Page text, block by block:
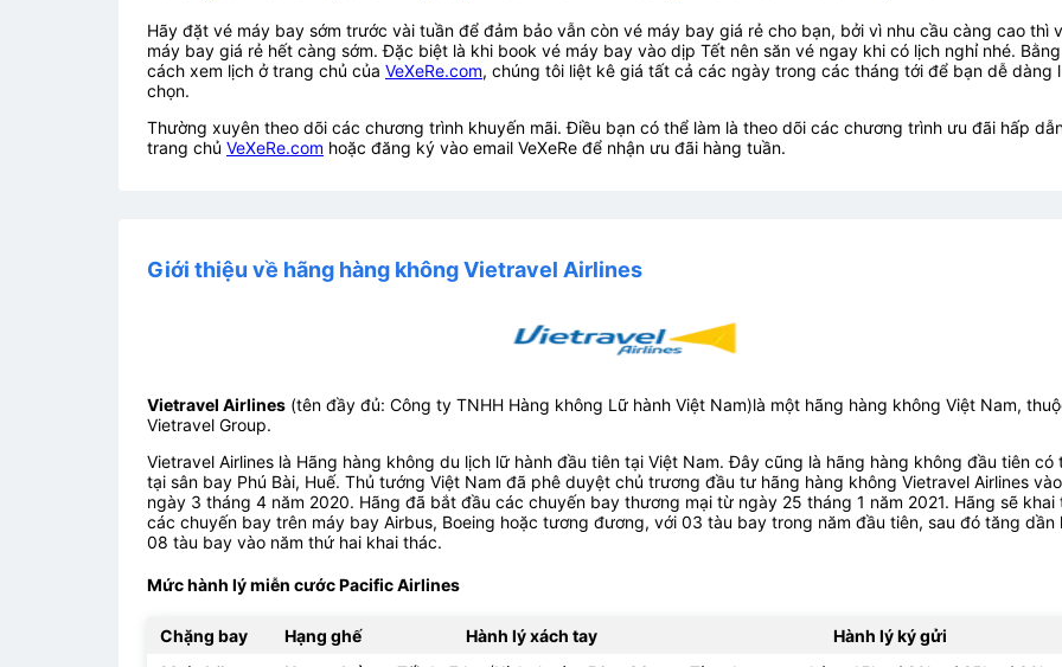
Hãy đặt vé máy bay sớm trước vài tuần để đảm bảo vẫn còn vé máy bay giá rẻ cho bạn, bởi vì nhu cầu càng cao thì
máy bay giá rẻ hết càng sớm. Đặc biệt là khi book vé máy bay vào dịp Tết nên săn vé ngay khi có lịch nghỉ nhé. Bằng
cách xem lịch ở trang chủ của VeXeRe.com, chúng tôi liệt kê giá tất cả các ngày trong các tháng tới để bạn dễ dàng
chọn.
Thường xuyên theo dõi các chương trình khuyến mãi. Điều bạn có thể làm là theo dõi các chương trình ưu đãi hấp
trang chủ VeXeRe.com hoặc đăng ký vào email VeXeRe để nhận ưu đãi hàng tuần.
Giới thiệu về hãng hàng không Vietravel Airlines
Vietravel Airlines (tên đầy đủ: Công ty TNHH Hàng không Lữ hành Việt Nam)là một hãng hàng không Việt Nam,
Vietravel Group.
Vietravel Airlines là Hãng hàng không du lịch lữ hành đầu tiên tại Việt Nam. Đây cũng là hãng hàng không đầu tiên có
tại sân bay Phú Bài, Huế. Thủ tướng Việt Nam đã phê duyệt chủ trương đầu tư hãng hàng không Vietravel Airlines vào
ngày 3 tháng 4 năm 2020. Hãng đã bắt đầu các chuyến bay thương mại từ ngày 25 tháng 1 năm 2021. Hãng sẽ khai
các chuyến bay trên máy bay Airbus, Boeing hoặc tương đương, với 03 tàu bay trong năm đầu tiên, sau đó tăng dần
08 tàu bay vào năm thứ hai khai thác.
Mức hành lý miễn cước Pacific Airlines
Chặng bay Hạng ghế Hành lý xách tay
Hành lý ký gửi